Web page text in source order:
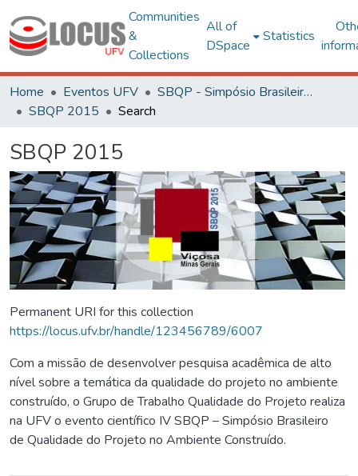
Communities
&
Collections
All of
DSpace
Statistics
Home Eventos UFV
SBQP - Simpósio Brasileiro de Qualidade do Projeto no Ambiente Construído
SBQP 2015
Search
SBQP 2015
Permanent URI for this collection
https://locus.ufv.br/handle/123456789/6007
Com a missão de desenvolver pesquisa acadêmica de alto
nível sobre a temática da qualidade do projeto no ambiente
construído, o Grupo de Trabalho Qualidade do Projeto realiza
na UFV o evento científico IV SBQP – Simpósio Brasileiro
de Qualidade do Projeto no Ambiente Construído.